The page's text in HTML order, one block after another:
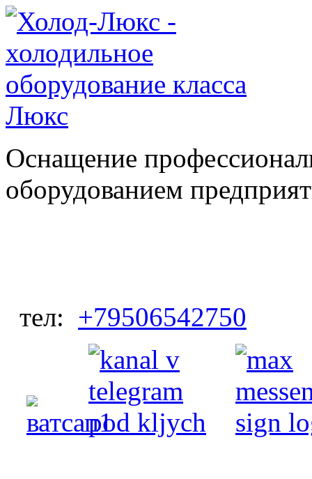
Оснащение
оборудованием
тел: +79506542750